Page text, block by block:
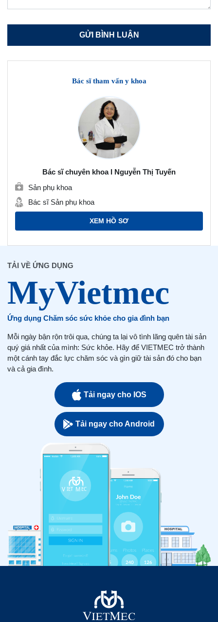
Bác sĩ tham vấn y khoa
Bác sĩ chuyên khoa I Nguyễn Thị Tuyến
Sản phụ khoa
Bác sĩ Sản phụ khoa
XEM HỒ SƠ
TẢI VỀ ỨNG DỤNG
Ứng dụng Chăm sóc sức khỏe cho gia đình bạn
Mỗi ngày bận rộn trôi qua, chúng ta lại vô tình lãng quên tài sản
quý giá nhất của mình: Sức khỏe. Hãy để VIETMEC trở thành
một cánh tay đắc lực chăm sóc và gìn giữ tài sản đó cho bạn
và cả gia đình.
Tải ngay cho IOS
Tải ngay cho Android